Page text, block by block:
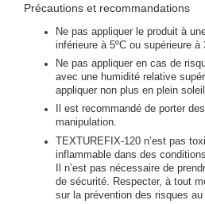
Précautions et recommandations
Ne pas appliquer le produit à
inférieure à 5ºC ou supérieure à
Ne pas appliquer en cas de
avec une humidité relative
appliquer non plus en plein
Il est recommandé de porter
manipulation.
TEXTUREFIX-120 n’est pas
inflammable dans des
Il n’est pas nécessaire de
de sécurité. Respecter, à tout
sur la prévention des risques au